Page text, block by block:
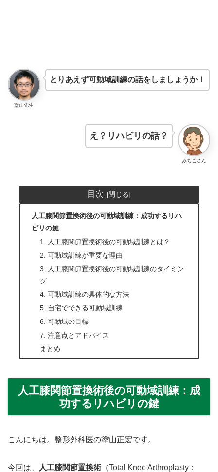
塗山先生
とりあえず可動域訓練の話をしましょうか！
みちこさん
え？リハビリの話？
目次
人工膝関節置換術後の可動域訓練：成功するリハ
ビリの鍵
1. 人工膝関節置換術後の可動域訓練とは？
2. 可動域訓練が重要な理由
3. 人工膝関節置換術後の可動域訓練のタイミン
グ
4. 可動域訓練の具体的な方法
5. 自宅でできる可動域訓練
6. 可動域の目標
7. 注意点とアドバイス
まとめ
人工膝関節置換術後の可動域訓練：成
功するリハビリの鍵
こんにちは。整形外科医の塗山正宏です。
今回は、 人工膝関節置換術 （Total Knee Arthroplasty：